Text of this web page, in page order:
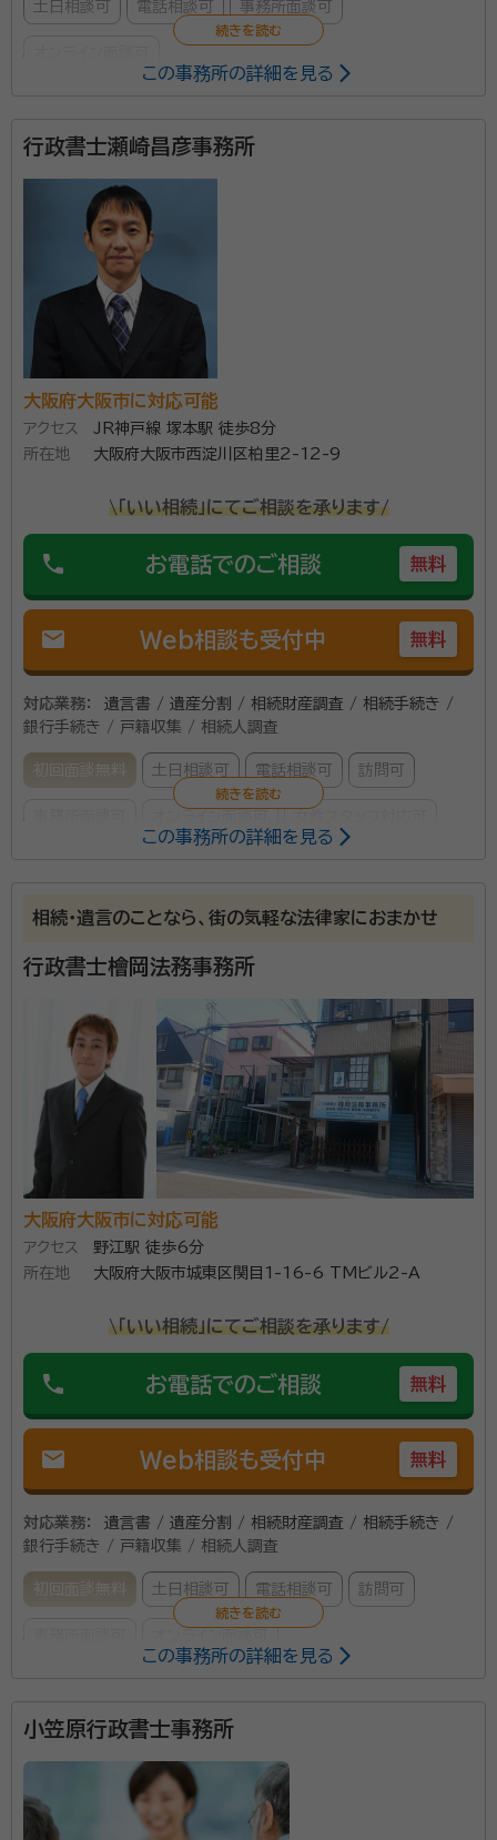
土日相談可 電話相談可 事務所面談可
松本 啓佑（マツモト ケイスケ）
事前にご連絡いただければ土日祝日も対応可能です。 経験豊富
な司法書士が丁寧かつスピーディーに対応させていただきま
す。 不動産や預貯金等の相続手続き、遺言書の作成、遺産整理
手続き、相続放棄、家族信託、生前贈与等幅広く対応しておりま
す。 依頼者様のご要望に添いながら最も望ましいご提案をさせ
ていただきます。 携帯電話、LINEなど様々な手段で連絡可能
です。 どうぞお気軽にお問い合わせください。
資格等：
所属団体： 大阪司法書士会
この事務所の詳細を見る
行政書士瀬崎昌彦事務所
大阪府大阪市に対応可能
アクセス
JR神戸線 塚本駅 徒歩8分
所在地
大阪府大阪市西淀川区柏里2-12-9
\「いい相続」にてご相談を承ります/
phone お電話でのご相談 無料
mail Web相談も受付中 無料
対応業務：
遺言書 / 遺産分割 / 相続財産調査 / 相続手続き /
銀行手続き / 戸籍収集 / 相続人調査
初回面談無料 土日相談可 電話相談可 訪問可
安心して暮らせる街を目指して、皆様の暮らしのお手伝
務としております。「親なきあと相談室」として障がいの
ある子の親への活動も行っており、民事信託についても
お客様に満足いただける提案を心がけております。その
ようなお困りごとがあればお声がけください。 【営業時
間】9:00-24:00 【対応エリア】西淀川区、淀川区を中心
に大阪、京都、兵庫全域 【保有資格】行政書士、認定経営
革新等支援機関
資格等：行政書士、認定経営革新等支援機関
所属団体： 大阪府行政書士会
この事務所の詳細を見る
相続・遺言のことなら、街の気軽な法律家におまかせ
行政書士檜岡法務事務所
大阪府大阪市に対応可能
アクセス
野江駅 徒歩6分
所在地
大阪府大阪市城東区関目1-16-6 TMビル2-A
\「いい相続」にてご相談を承ります/
phone お電話でのご相談 無料
mail Web相談も受付中 無料
対応業務：
遺言書 / 遺産分割 / 相続財産調査 / 相続手続き /
銀行手続き / 戸籍収集 / 相続人調査
初回面談無料 土日相談可 電話相談可 訪問可
檜岡 昌史（ヒノオカ マサフミ）
当事務所は、街の法律家として地元の方々の相続・遺言
の不安を解消してきました。また、行政書士に親しんで
この事務所の詳細を見る
小笠原行政書士事務所